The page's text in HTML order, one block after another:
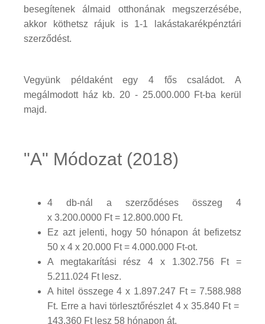
besegítenek álmaid otthonának megszerzésébe,
akkor köthetsz rájuk is 1-1 lakástakarékpénztári
szerződést.
Vegyünk példaként egy 4 fős családot. A
megálmodott ház kb. 20 - 25.000.000 Ft-ba kerül
majd.
"A" Módozat (2018)
4 db-nál a szerződéses összeg 4
x 3.200.0000 Ft = 12.800.000 Ft.
Ez azt jelenti, hogy 50 hónapon át befizetsz
50 x 4 x 20.000 Ft = 4.000.000 Ft-ot.
A megtakarítási rész 4 x 1.302.756 Ft =
5.211.024 Ft lesz.
A hitel összege 4 x 1.897.247 Ft = 7.588.988
Ft. Erre a havi törlesztőrészlet 4 x 35.840 Ft =
143.360 Ft lesz 58 hónapon át.